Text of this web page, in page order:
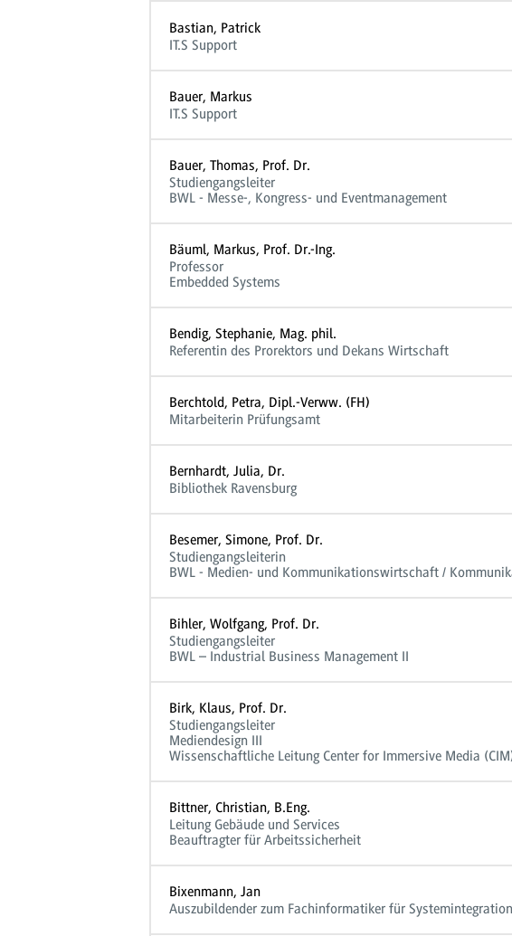
Bastian, Patrick
IT.S Support
Bauer, Markus
IT.S Support
Bauer, Thomas, Prof. Dr.
Studiengangsleiter
BWL - Messe-, Kongress- und Eventmanagement
Bäuml, Markus, Prof. Dr.-Ing.
Professor
Embedded Systems
Bendig, Stephanie, Mag. phil.
Referentin des Prorektors und Dekans Wirtschaft
Berchtold, Petra, Dipl.-Verww. (FH)
Mitarbeiterin Prüfungsamt
Bernhardt, Julia, Dr.
Bibliothek Ravensburg
Besemer, Simone, Prof. Dr.
Studiengangsleiterin
BWL - Medien- und Kommunikationswirtschaft /
Bihler, Wolfgang, Prof. Dr.
Studiengangsleiter
BWL – Industrial Business Management II
Birk, Klaus, Prof. Dr.
Studiengangsleiter
Mediendesign III
Wissenschaftliche Leitung Center for Immersive Media
Bittner, Christian, B.Eng.
Leitung Gebäude und Services
Beauftragter für Arbeitssicherheit
Bixenmann, Jan
Auszubildender zum Fachinformatiker für Systemintegration